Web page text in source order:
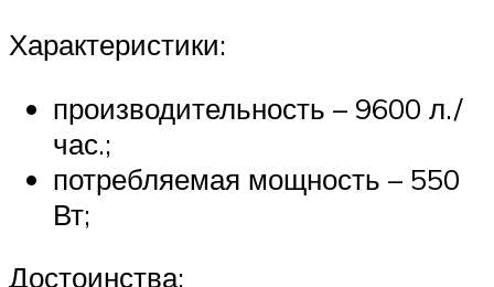
Характеристики:
производительность – 9600 л./
час.;
потребляемая мощность – 550
Вт;
Достоинства: